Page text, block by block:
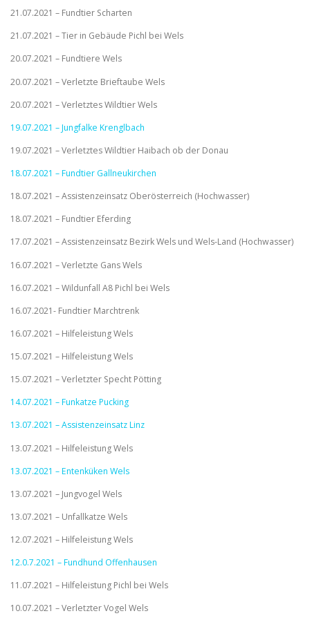
21.07.2021 – Fundtier Scharten
21.07.2021 – Tier in Gebäude Pichl bei Wels
20.07.2021 – Fundtiere Wels
20.07.2021 – Verletzte Brieftaube Wels
20.07.2021 – Verletztes Wildtier Wels
19.07.2021 – Jungfalke Krenglbach
19.07.2021 – Verletztes Wildtier Haibach ob der Donau
18.07.2021 – Fundtier Gallneukirchen
18.07.2021 – Assistenzeinsatz Oberösterreich (Hochwasser)
18.07.2021 – Fundtier Eferding
17.07.2021 – Assistenzeinsatz Bezirk Wels und Wels-Land (Hochwasser)
16.07.2021 – Verletzte Gans Wels
16.07.2021 – Wildunfall A8 Pichl bei Wels
16.07.2021- Fundtier Marchtrenk
16.07.2021 – Hilfeleistung Wels
15.07.2021 – Hilfeleistung Wels
15.07.2021 – Verletzter Specht Pötting
14.07.2021 – Funkatze Pucking
13.07.2021 – Assistenzeinsatz Linz
13.07.2021 – Hilfeleistung Wels
13.07.2021 – Entenküken Wels
13.07.2021 – Jungvogel Wels
13.07.2021 – Unfallkatze Wels
12.07.2021 – Hilfeleistung Wels
12.0.7.2021 – Fundhund Offenhausen
11.07.2021 – Hilfeleistung Pichl bei Wels
10.07.2021 – Verletzter Vogel Wels